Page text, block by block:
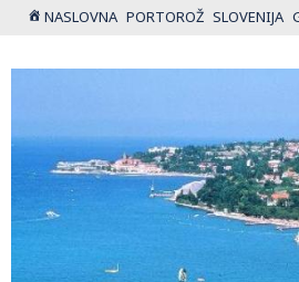
NASLOVNA PORTOROŽ SLOVENIJA